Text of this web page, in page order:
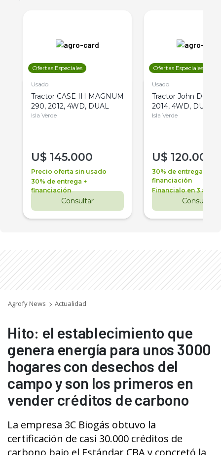
Ofertas Especiales
Usado
Tractor CASE IH MAGNUM
290, 2012, 4WD, DUAL
Isla Verde
U$ 145.000
Precio oferta sin usado
30% de entrega +
financiación
Consultar
Ofertas Especiales
Usado
Tractor John Deere
2014, 4WD, DUAL
Isla Verde
U$ 120.000
30% de entrega +
financiación
Financialo en 3 años
Consultar
Agrofy News Actualidad
Hito: el establecimiento que
genera energía para unos 3000
hogares con desechos del
campo y son los primeros en
vender créditos de carbono
La empresa 3C Biogás obtuvo la
certificación de casi 30.000 créditos de
carbono bajo el Estándar CBA y concretó la